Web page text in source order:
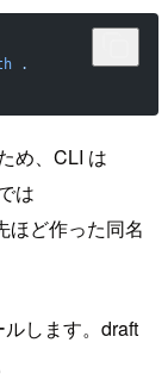
.
め、CLI は
は
ほど作った同名
します。draft